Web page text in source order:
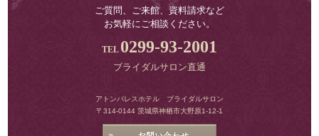
ご質問、ご来館、資料請求など
お気軽にご相談ください。
0299-93-2001
ブライダルサロン直通
アトンパレスホテル ブライダルサロン
〒314-0144 茨城県神栖市大野原1-12-1